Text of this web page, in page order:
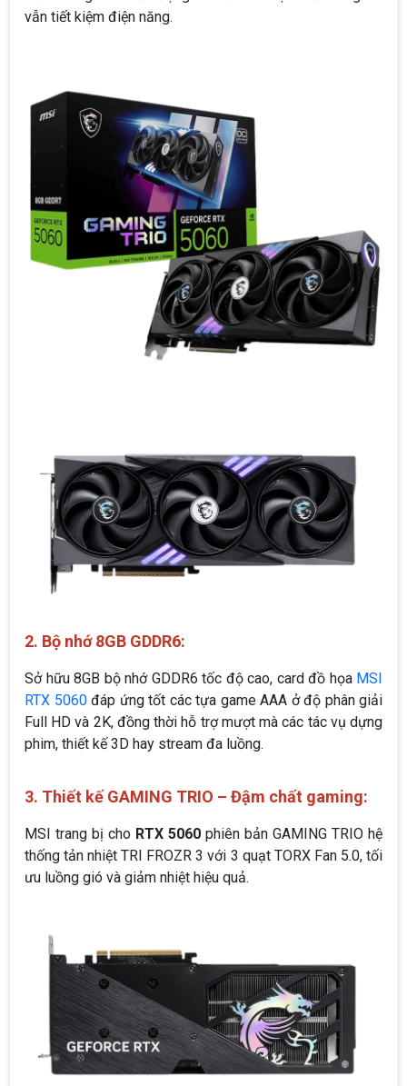
vẫn tiết kiệm điện năng.
2. Bộ nhớ 8GB GDDR6:
Sở hữu 8GB bộ nhớ GDDR6 tốc độ cao, card đồ họa MSI
RTX 5060 đáp ứng tốt các tựa game AAA ở độ phân giải
Full HD và 2K, đồng thời hỗ trợ mượt mà các tác vụ dựng
phim, thiết kế 3D hay stream đa luồng.
3. Thiết kế GAMING TRIO – Đậm chất gaming:
MSI trang bị cho RTX 5060 phiên bản GAMING TRIO hệ
thống tản nhiệt TRI FROZR 3 với 3 quạt TORX Fan 5.0, tối
ưu luồng gió và giảm nhiệt hiệu quả.